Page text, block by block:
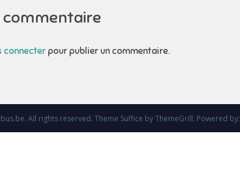
commentaire
connecter pour publier un commentaire.
. All rights reserved. Theme Suffice by ThemeGrill. Powered by: